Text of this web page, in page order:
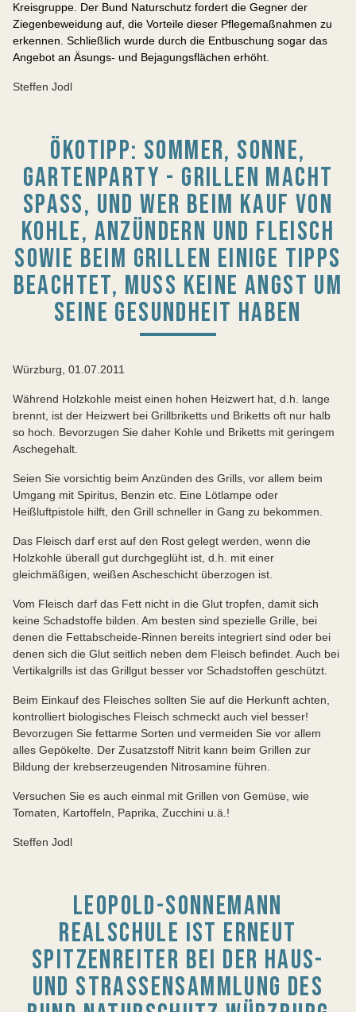
Kreisgruppe. Der Bund Naturschutz fordert die Gegner der
Ziegenbeweidung auf, die Vorteile dieser Pflegemaßnahmen zu
erkennen. Schließlich wurde durch die Entbuschung sogar das
Angebot an Äsungs- und Bejagungsflächen erhöht.
Steffen Jodl
ÖKOTIPP: SOMMER, SONNE,
GARTENPARTY - GRILLEN MACHT
SPASS, UND WER BEIM KAUF VON K
OHLE, ANZÜNDERN UND FLEISCH S
OWIE BEIM GRILLEN EINIGE TIPPS B
EACHTET, MUSS KEINE ANGST UM S
EINE GESUNDHEIT HABEN
Würzburg, 01.07.2011
Während Holzkohle meist einen hohen Heizwert hat, d.h. lange
brennt, ist der Heizwert bei Grillbriketts und Briketts oft nur halb
so hoch. Bevorzugen Sie daher Kohle und Briketts mit geringem
Aschegehalt.
Seien Sie vorsichtig beim Anzünden des Grills, vor allem beim
Umgang mit Spiritus, Benzin etc. Eine Lötlampe oder
Heißluftpistole hilft, den Grill schneller in Gang zu bekommen.
Das Fleisch darf erst auf den Rost gelegt werden, wenn die
Holzkohle überall gut durchgeglüht ist, d.h. mit einer
gleichmäßigen, weißen Ascheschicht überzogen ist.
Vom Fleisch darf das Fett nicht in die Glut tropfen, damit sich
keine Schadstoffe bilden. Am besten sind spezielle Grille, bei
denen die Fettabscheide-Rinnen bereits integriert sind oder bei
denen sich die Glut seitlich neben dem Fleisch befindet. Auch bei
Vertikalgrills ist das Grillgut besser vor Schadstoffen geschützt.
Beim Einkauf des Fleisches sollten Sie auf die Herkunft achten,
kontrolliert biologisches Fleisch schmeckt auch viel besser!
Bevorzugen Sie fettarme Sorten und vermeiden Sie vor allem
alles Gepökelte. Der Zusatzstoff Nitrit kann beim Grillen zur
Bildung der krebserzeugenden Nitrosamine führen.
Versuchen Sie es auch einmal mit Grillen von Gemüse, wie
Tomaten, Kartoffeln, Paprika, Zucchini u.ä.!
Steffen Jodl
LEOPOLD-SONNEMANN
REALSCHULE IST ERNEUT
SPITZENREITER BEI DER HAUS-
UND STRASSENSAMMLUNG DES B